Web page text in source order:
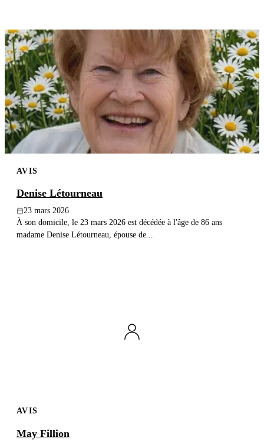
AVIS
Denise Létourneau
23 mars 2026
À son domicile, le 23 mars 2026 est décédée à l'âge de 86 ans
madame Denise Létourneau, épouse de...
AVIS
May Fillion